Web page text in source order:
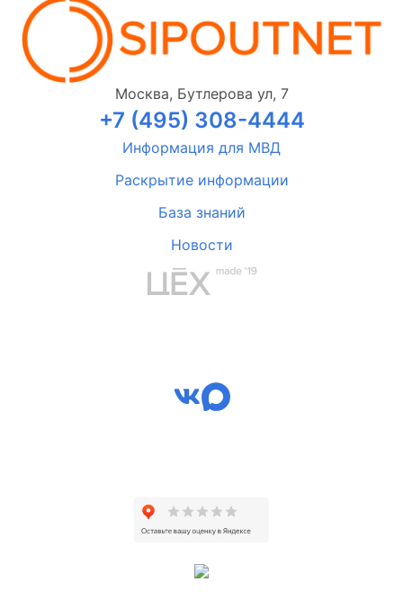
Москва, Бутлерова ул, 7
+7 (495) 308-4444
Информация для МВД
Раскрытие информации
База знаний
Новости